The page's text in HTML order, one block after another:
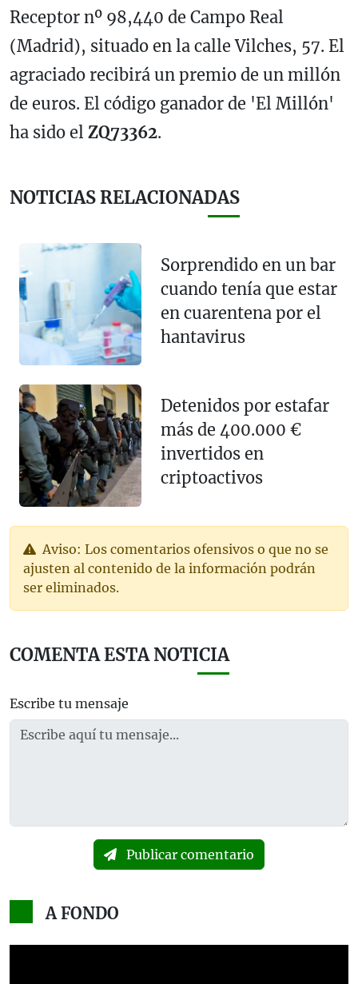
Receptor nº 98,440 de Campo Real
(Madrid), situado en la calle Vilches, 57. El
agraciado recibirá un premio de un millón
de euros. El código ganador de 'El Millón'
ha sido el ZQ73362.
NOTICIAS RELACIONADAS
Sorprendido en un bar
cuando tenía que estar
en cuarentena por el
hantavirus
Detenidos por estafar
más de 400.000 €
invertidos en
criptoactivos
Aviso: Los comentarios ofensivos o que no se
ajusten al contenido de la información podrán
ser eliminados.
COMENTA ESTA NOTICIA
Escribe tu mensaje
Publicar comentario
A FONDO